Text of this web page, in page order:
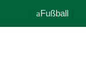
Fußball